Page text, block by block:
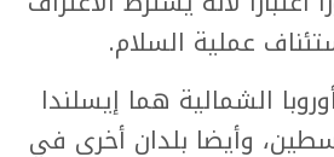
عملية السلام.
الشمالية هما إيسلندا
وأيضا بلدان أخرى في